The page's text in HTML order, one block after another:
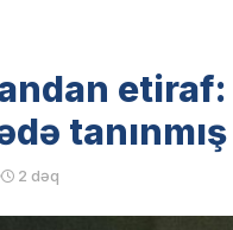
etiraf:
2 dəq